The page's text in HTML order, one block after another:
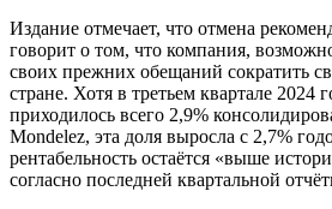
Издание отмечает, что отмена
говорит о том, что компания,
своих прежних обещаний сократить
стране. Хотя в третьем квартале 2024
приходилось всего 2,9%
Mondelez, эта доля выросла с 2,7%
рентабельность остаётся «выше
согласно последней квартальной